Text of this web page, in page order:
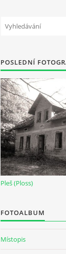
POSLEDNÍ
Pleš (Ploss)
FOTOALBUM
Místopis